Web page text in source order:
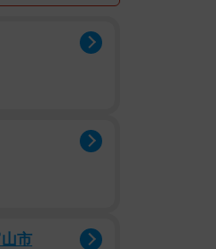
よりキャプチャ撮
市